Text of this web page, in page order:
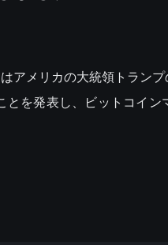
アメリカの大統領トラン
とを発表し、ビットコイ